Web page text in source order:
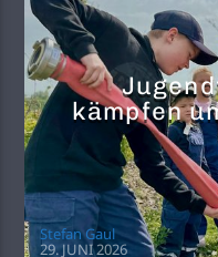
kämpfen
Stefan Gaul
29. JUNI 2026